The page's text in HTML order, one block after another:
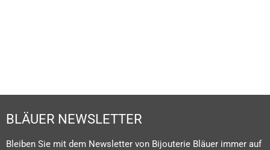
BLÄUER NEWSLETTER
Bleiben Sie mit dem Newsletter von Bijouterie Bläuer immer auf